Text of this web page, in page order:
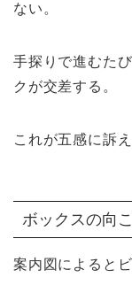
ない。
手探りで進むた
クが交差する。
これが五感に訴
ボックスの向
案内図によると